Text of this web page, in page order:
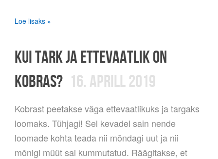
Loe lisaks »
KUI TARK JA ETTEVAATLIK ON
KOBRAS? 16. APRILL 2019
Kobrast peetakse väga ettevaatlikuks ja targaks
loomaks. Tühjagi! Sel kevadel sain nende
loomade kohta teada nii mõndagi uut ja nii
mõnigi müüt sai kummutatud. Räägitakse, et